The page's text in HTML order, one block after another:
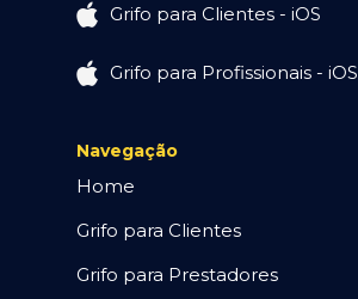
Grifo para Clientes - iOS
Grifo para Profissionais - iOS
Navegação
Home
Grifo para Clientes
Grifo para Prestadores